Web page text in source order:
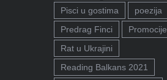
Pisci u gostima
poezija
Predrag Finci
Promocije
Rat u Ukrajini
Reading Balkans 2021